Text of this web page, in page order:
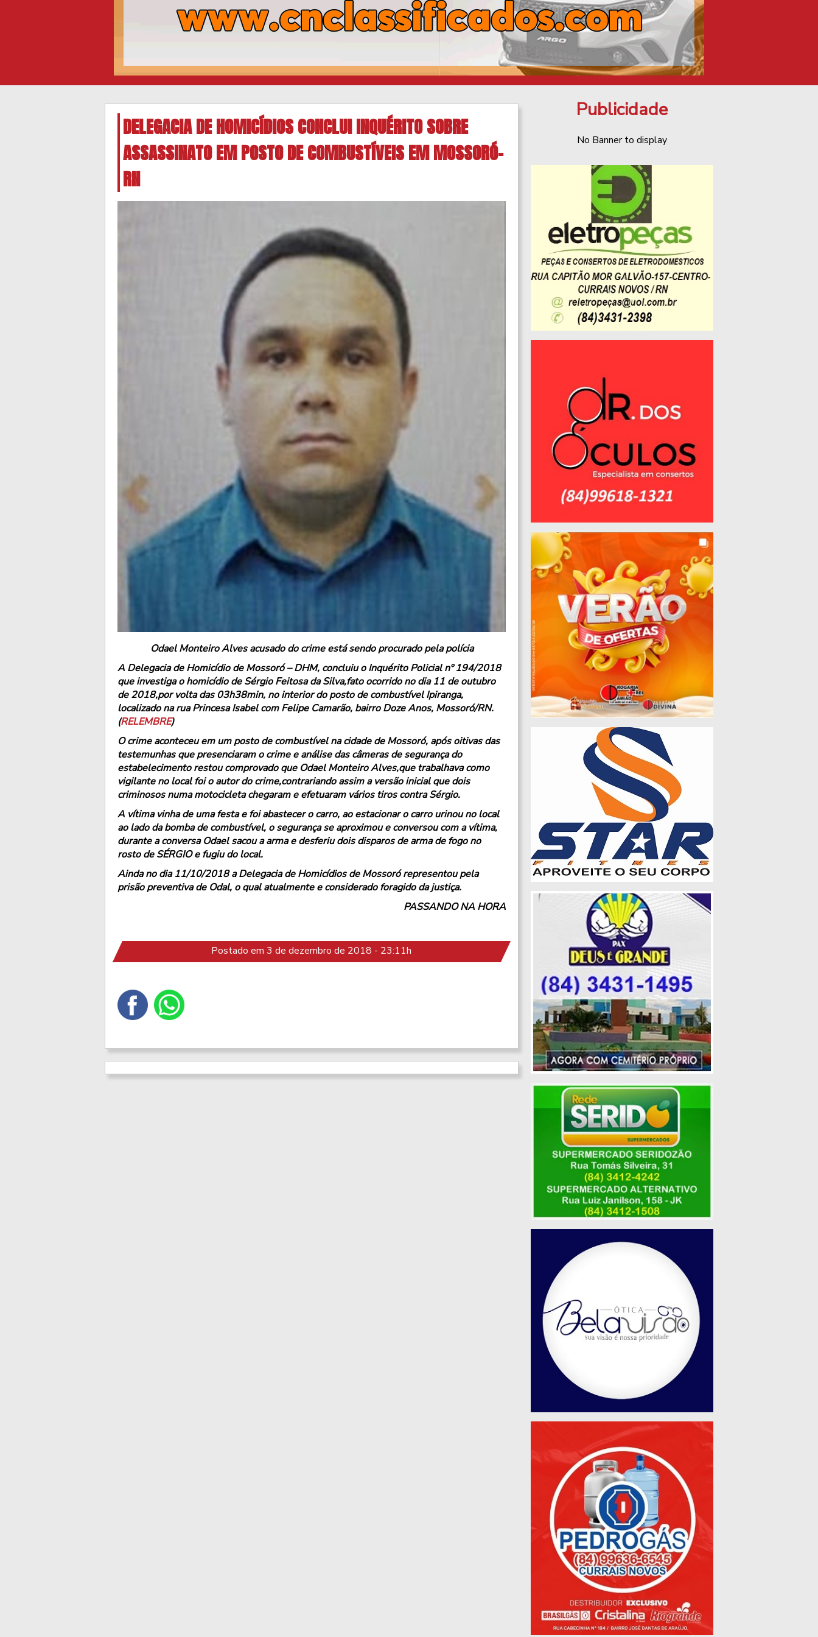
DELEGACIA DE HOMICÍDIOS CONCLUI INQUÉRITO SOBRE
ASSASSINATO EM POSTO DE COMBUSTÍVEIS EM MOSSORÓ-
RN
Odael Monteiro Alves acusado do crime está sendo procurado pela polícia
A Delegacia de Homicídio de Mossoró – DHM, concluiu o Inquérito Policial nº 194/2018
que investiga o homicídio de Sérgio Feitosa da Silva,fato ocorrido no dia 11 de outubro
de 2018,por volta das 03h38min, no interior do posto de combustível Ipiranga,
localizado na rua Princesa Isabel com Felipe Camarão, bairro Doze Anos, Mossoró/RN.
(RELEMBRE)
O crime aconteceu em um posto de combustível na cidade de Mossoró, após oitivas das
testemunhas que presenciaram o crime e análise das câmeras de segurança do
estabelecimento restou comprovado que Odael Monteiro Alves,que trabalhava como
vigilante no local foi o autor do crime,contrariando assim a versão inicial que dois
criminosos numa motocicleta chegaram e efetuaram vários tiros contra Sérgio.
A vítima vinha de uma festa e foi abastecer o carro, ao estacionar o carro urinou no local
ao lado da bomba de combustível, o segurança se aproximou e conversou com a vítima,
durante a conversa Odael sacou a arma e desferiu dois disparos de arma de fogo no
rosto de SÉRGIO e fugiu do local.
Ainda no dia 11/10/2018 a Delegacia de Homicídios de Mossoró representou pela
prisão preventiva de Odal, o qual atualmente e considerado foragido da justiça.
PASSANDO NA HORA
Postado em 3 de dezembro de 2018 - 23:11h
Publicidade
No Banner to display